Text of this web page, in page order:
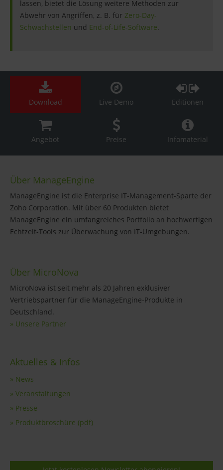
lassen, bietet die Lösung weitere Methoden zur
Abwehr von Angriffen, z. B. für Zero-Day-
Schwachstellen und End-of-Life-Software.
Download Live Demo Editionen
Angebot Preise Infomaterial
Über ManageEngine
ManageEngine ist die Enterprise IT-Management-Sparte der
Zoho Corporation. Mit über 60 Produkten bietet
ManageEngine ein umfangreiches Portfolio an hochwertigen
Echtzeit-Tools zur Überwachung von IT-Umgebungen.
Über MicroNova
MicroNova ist seit mehr als 20 Jahren exklusiver
Vertriebspartner für die ManageEngine-Produkte in
Deutschland.
» Unsere Partner
Aktuelles & Infos
» News
» Veranstaltungen
» Presse
» Produktbroschüre (pdf)